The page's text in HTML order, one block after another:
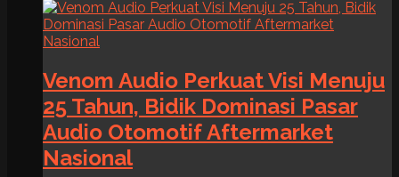
Venom Audio Perkuat Visi Menuju
25 Tahun, Bidik Dominasi Pasar
Audio Otomotif Aftermarket
Nasional